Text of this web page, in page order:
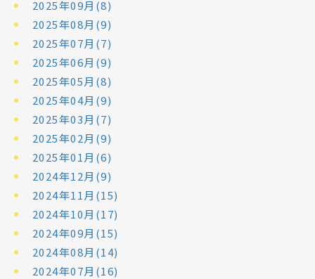
2025年09月(8)
2025年08月(9)
2025年07月(7)
2025年06月(9)
2025年05月(8)
2025年04月(9)
2025年03月(7)
2025年02月(9)
2025年01月(6)
2024年12月(9)
2024年11月(15)
2024年10月(17)
2024年09月(15)
2024年08月(14)
2024年07月(16)